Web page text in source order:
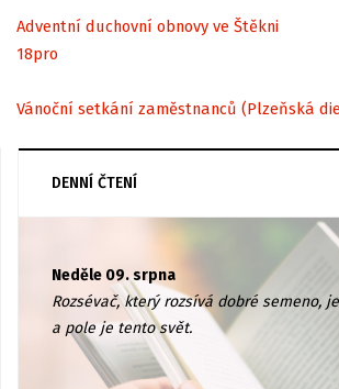
Adventní duchovní obnovy ve Štěkni
18pro
Vánoční setkání zaměstnanců (Plzeňská
DENNÍ ČTENÍ
Neděle 09. srpna
Rozsévač, který rozsívá dobré semeno,
a pole je tento svět.